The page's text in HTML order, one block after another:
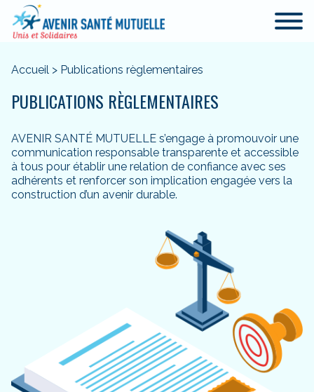
Accueil > Publications règlementaires
PUBLICATIONS RÈGLEMENTAIRES
AVENIR SANTÉ MUTUELLE s’engage à promouvoir une
communication responsable transparente et accessible
à tous pour établir une relation de confiance avec ses
adhérents et renforcer son implication engagée vers la
construction d’un avenir durable.